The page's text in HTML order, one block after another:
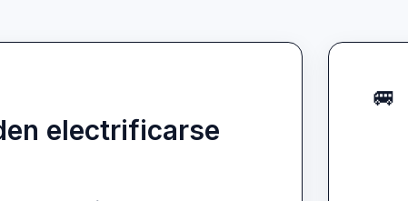
electrificarse
🚐